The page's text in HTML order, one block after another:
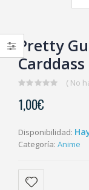
Pretty
out
of
( No
1,00€
Disponibilidad:
Categoría: Anime